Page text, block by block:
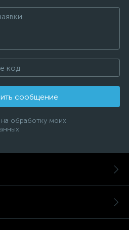
сообщение
обработку моих